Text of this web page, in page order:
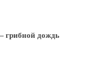
дождь